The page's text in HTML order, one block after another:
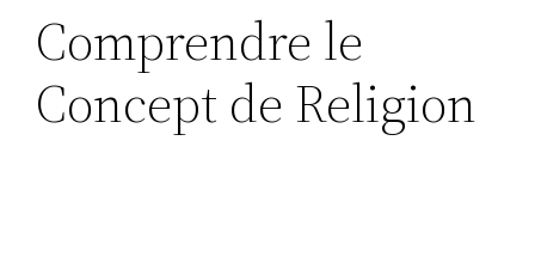
Comprendre le
Concept de Religion